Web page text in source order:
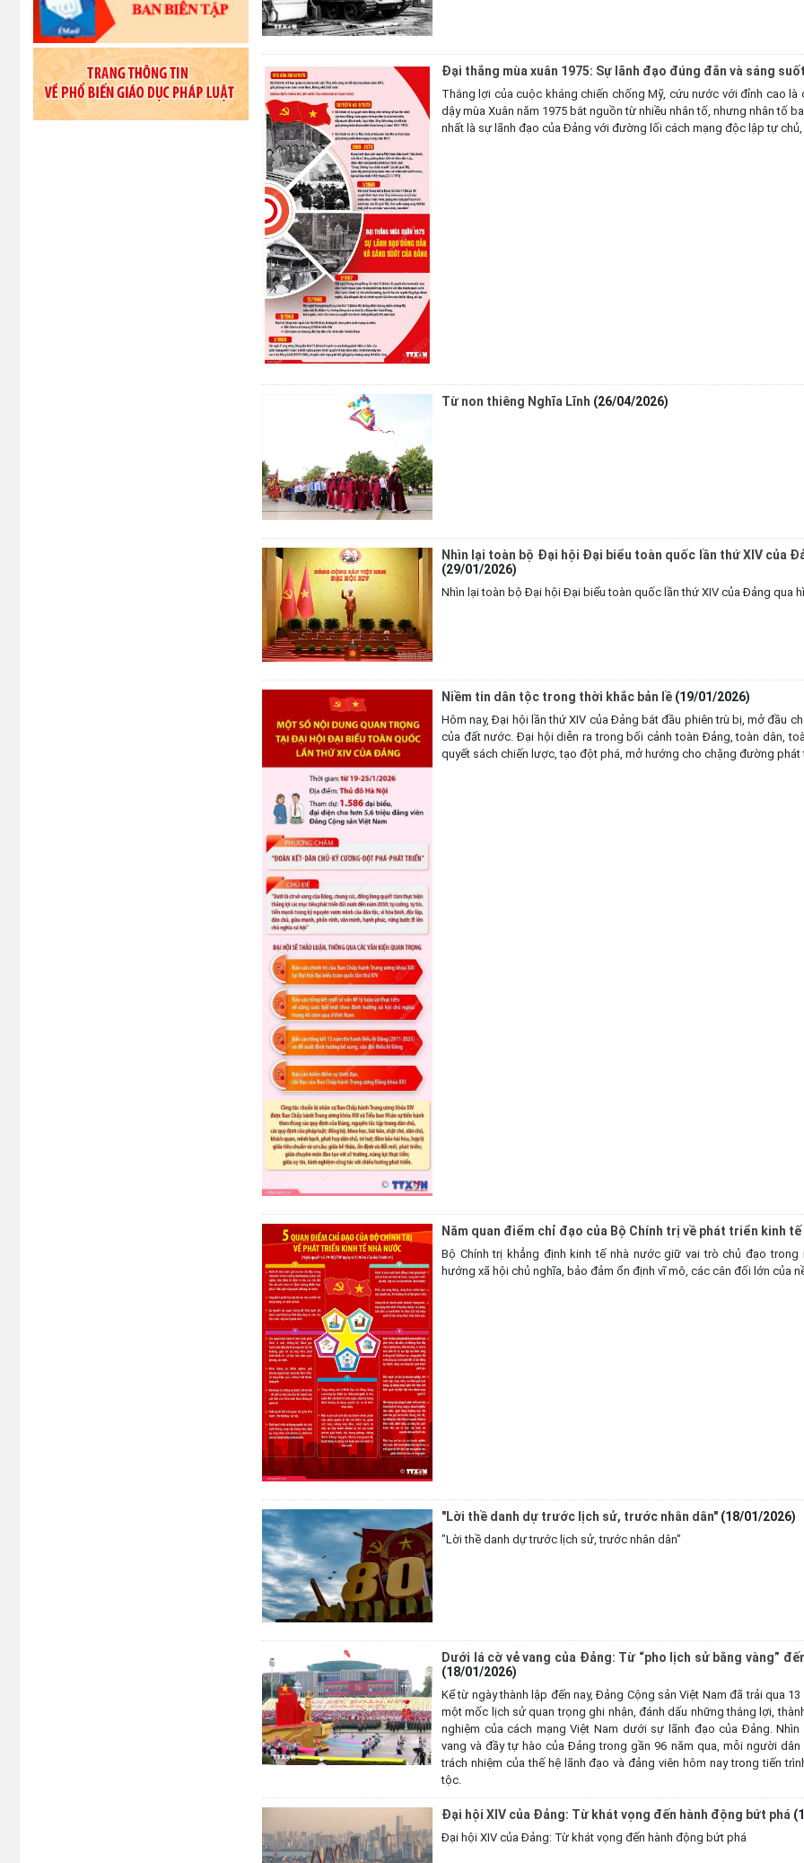
Đại thắng mùa xuân 1975: Sự lãnh đạo đúng đắn và sáng
Thắng lợi của cuộc kháng chiến chống Mỹ, cứu nước với đỉnh cao
dậy mùa Xuân năm 1975 bắt nguồn từ nhiều nhân tố, nhưng nhân tố
nhất là sự lãnh đạo của Đảng với đường lối cách mạng độc lập tự
Từ non thiêng Nghĩa Lĩnh (26/04/2026)
Nhìn lại toàn bộ Đại hội Đại biểu toàn quốc lần thứ XIV của
(29/01/2026)
Nhìn lại toàn bộ Đại hội Đại biểu toàn quốc lần thứ XIV của Đảng qua
Niềm tin dân tộc trong thời khắc bản lề (19/01/2026)
Hôm nay, Đại hội lần thứ XIV của Đảng bắt đầu phiên trù bị, mở đầu
của đất nước. Đại hội diễn ra trong bối cảnh toàn Đảng, toàn dân,
quyết sách chiến lược, tạo đột phá, mở hướng cho chặng đường phát
Năm quan điểm chỉ đạo của Bộ Chính trị về phát triển kinh
Bộ Chính trị khẳng định kinh tế nhà nước giữ vai trò chủ đạo trong
hướng xã hội chủ nghĩa, bảo đảm ổn định vĩ mô, các cân đối lớn của
"Lời thề danh dự trước lịch sử, trước nhân dân" (18/01/2026)
"Lời thề danh dự trước lịch sử, trước nhân dân"
Dưới lá cờ vẻ vang của Đảng: Từ “pho lịch sử bằng vàng”
(18/01/2026)
Kể từ ngày thành lập đến nay, Đảng Cộng sản Việt Nam đã trải qua
một mốc lịch sử quan trọng ghi nhận, đánh dấu những thắng lợi,
nghiệm của cách mạng Việt Nam dưới sự lãnh đạo của Đảng.
vang và đầy tự hào của Đảng trong gần 96 năm qua, mỗi người dân
trách nhiệm của thế hệ lãnh đạo và đảng viên hôm nay trong tiến
tộc.
Đại hội XIV của Đảng: Từ khát vọng đến hành động bứt phá
Đại hội XIV của Đảng: Từ khát vọng đến hành động bứt phá